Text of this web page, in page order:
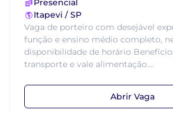
Presencial
Itapevi / SP
Vaga de porteiro com desejável
função e ensino médio completo,
disponibilidade de horário
transporte e vale alimentação....
Abrir Vaga